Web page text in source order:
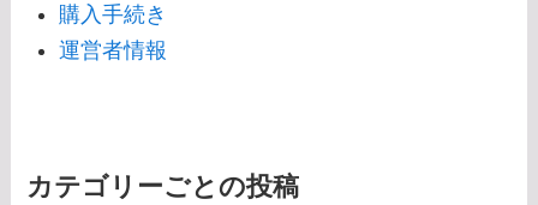
購入手続き
運営者情報
カテゴリーごとの投稿